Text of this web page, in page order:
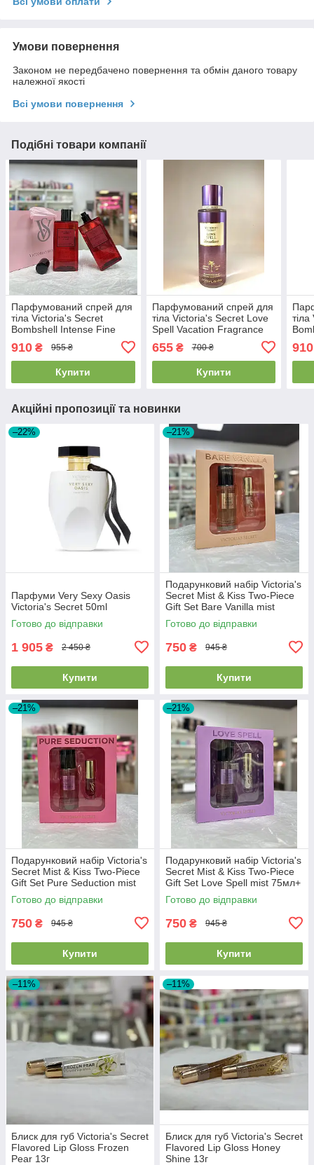
Умови повернення
Законом не передбачено повернення та обмін даного товару
належної якості
Всі умови повернення
Подібні товари компанії
Парфумований спрей для
тіла Victoria's Secret
Bombshell Intense Fine
910 ₴ 955 ₴
Купити
Парфумований спрей для
тіла Victoria's Secret Love
Spell Vacation Fragrance
655₴ 700 ₴
Купити
910
Акційні пропозиції та новинки
–22%
Парфуми Very Sexy Oasis
Victoria's Secret 50ml
Готово до відправки
1 905 ₴ 2 450 ₴
Купити
–21%
Подарунковий набір Victoria's
Secret Mist & Kiss Two-Piece
Gift Set Bare Vanilla mist
75мл+ lip oil 3.2г
Готово до відправки
750 ₴ 945 ₴
Купити
–21%
Подарунковий набір Victoria's
Secret Mist & Kiss Two-Piece
Gift Set Pure Seduction mist
75мл+ lip oil 3.2г
Готово до відправки
750 ₴ 945 ₴
Купити
–21%
Подарунковий набір Victoria's
Secret Mist & Kiss Two-Piece
Gift Set Love Spell mist 75мл+
lip oil 3.2г
Готово до відправки
750 ₴ 945 ₴
Купити
–11%
Блиск для губ Victoria's Secret
Flavored Lip Gloss Frozen
Pear 13г
–11%
Блиск для губ Victoria's Secret
Flavored Lip Gloss Honey
Shine 13г